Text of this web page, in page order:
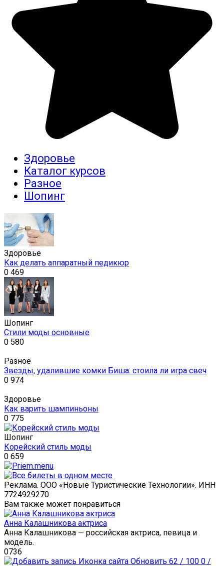
Здоровье
Каталог курсов
Разное
Шопинг
Здоровье
Как делать аппаратный педикюр
0 469
Шопинг
Стили моды основные
0 580
Разное
Звезды, удалившие комки Биша: стоила ли игра свеч
0 974
Здоровье
Как варить шампиньоны
0 775
Шопинг
Корейский стиль моды
0 659
Реклама. ООО «Новые Туристические Технологии». ИНН
7724929270
Вам также может понравиться
Анна Калашникова актриса
Анна Калашникова — российская актриса, певица и
модель.
0736